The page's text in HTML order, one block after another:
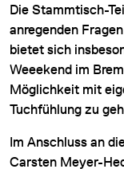
Die Stammtisch-
anregenden
bietet sich
Weeekend im
Möglichkeit mit
Tuchfühlung zu
Im Anschluss an
Carsten Meyer-